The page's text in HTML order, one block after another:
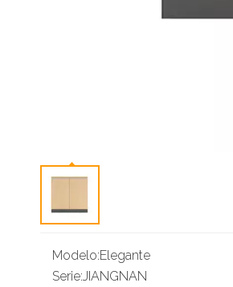
Modelo:Elegante
Serie:JIANGNAN